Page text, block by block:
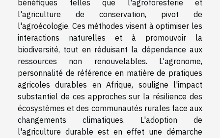
bénéfiques telles que l'agroforesterie et
l'agriculture de conservation, pivot de
l'agroécologie. Ces méthodes visent à optimiser les
interactions naturelles et à promouvoir la
biodiversité, tout en réduisant la dépendance aux
ressources non renouvelables. L'agronome,
personnalité de référence en matière de pratiques
agricoles durables en Afrique, souligne l'impact
substantiel de ces approches sur la résilience des
écosystèmes et des communautés rurales face aux
changements climatiques. L'adoption de
l'agriculture durable est en effet une démarche